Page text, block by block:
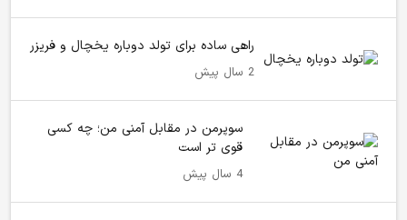
راهی ساده برای تولد دوباره یخچال و فریزر
2 سال پیش
سوپرمن در مقابل آمنی من؛ چه کسی
قوی تر است
4 سال پیش